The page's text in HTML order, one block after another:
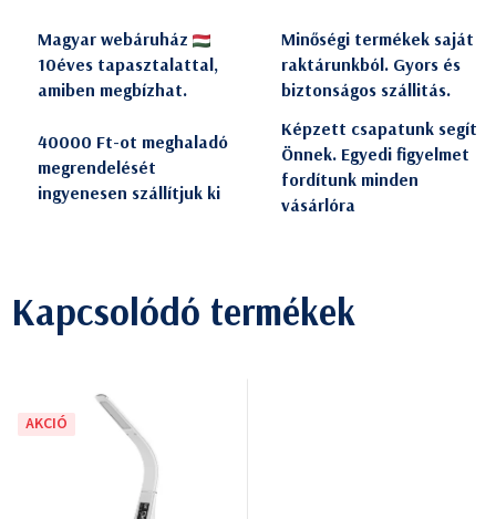
Magyar webáruház
10éves tapasztalattal,
amiben megbízhat.
Minőségi termékek saját
raktárunkból. Gyors és
biztonságos szállitás.
40000 Ft-ot meghaladó
megrendelését
ingyenesen szállítjuk ki
Képzett csapatunk segít
Önnek. Egyedi figyelmet
fordítunk minden
vásárlóra
Kapcsolódó termékek
AKCIÓ